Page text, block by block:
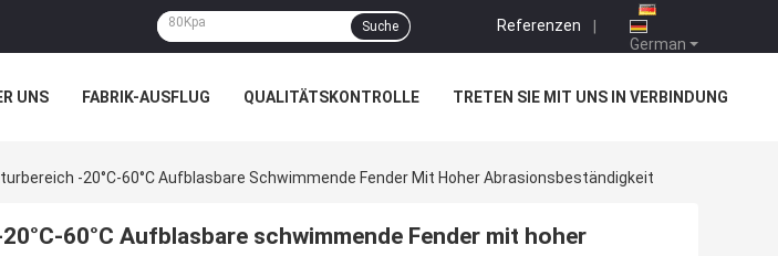
German
Referenzen |
Suche
UNS FABRIK-AUSFLUG QUALITÄTSKONTROLLE TRETEN SIE MIT UNS IN VERBINDUNG
-20°C-60°C Aufblasbare Schwimmende Fender Mit Hoher Abrasionsbeständigkeit
60°C Aufblasbare schwimmende Fender mit hoher